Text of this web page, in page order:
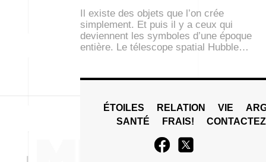
Il existe des objets que l’on crée
simplement. Et puis il y a ceux qui
deviennent les symboles d’une époque
entière. Le télescope spatial Hubble…
ÉTOILES RELATION VIE
SANTÉ
FRAIS!